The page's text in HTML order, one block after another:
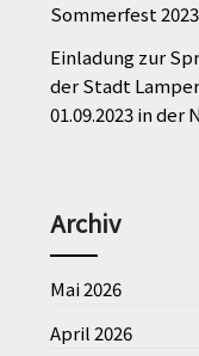
Sommerfest 2023
Einladung zur
der Stadt
01.09.2023 in
Archiv
Mai 2026
April 2026